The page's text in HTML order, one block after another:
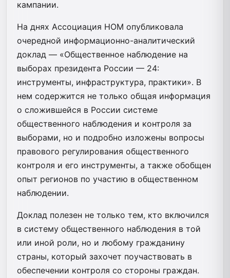
кампании.
На днях Ассоциация НОМ опубликовала
очередной информационно-аналитический
доклад — «Общественное наблюдение на
выборах президента России — 24:
инструменты, инфраструктура, практики». В
нем содержится не только общая информация
о сложившейся в России системе
общественного наблюдения и контроля за
выборами, но и подробно изложены вопросы
правового регулирования общественного
контроля и его инструменты, а также обобщен
опыт регионов по участию в общественном
наблюдении.
Доклад полезен не только тем, кто включился
в систему общественного наблюдения в той
или иной роли, но и любому гражданину
страны, который захочет поучаствовать в
обеспечении контроля со стороны граждан.